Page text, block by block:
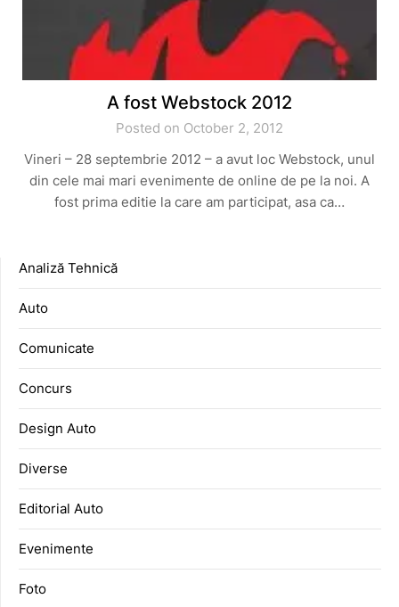
A fost Webstock 2012
Posted on October 2, 2012
Vineri – 28 septembrie 2012 – a avut loc Webstock, unul
din cele mai mari evenimente de online de pe la noi. A
fost prima editie la care am participat, asa ca…
Analiză Tehnică
Auto
Comunicate
Concurs
Design Auto
Diverse
Editorial Auto
Evenimente
Foto